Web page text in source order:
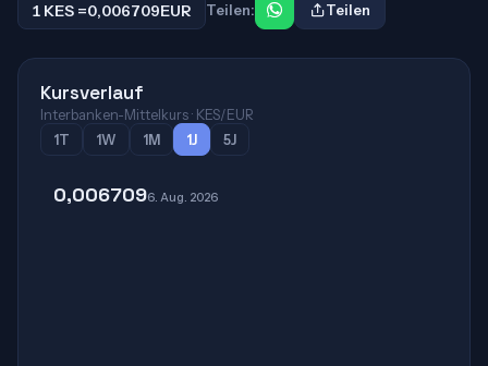
1 KES =0,006709EUR Teilen: Teilen
Kursverlauf
Interbanken-Mittelkurs · KES/EUR
1T
1W 1M 1J 5J
0,0067096. Aug. 2026